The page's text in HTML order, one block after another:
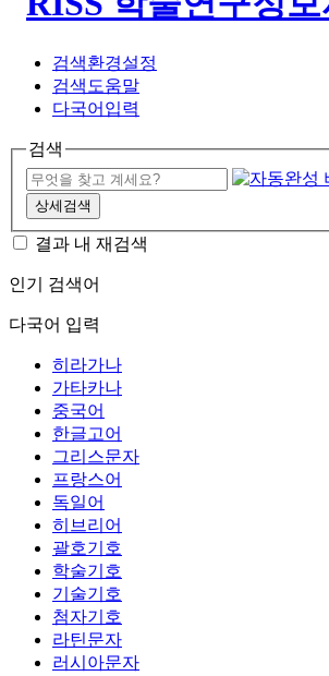
검색환경설정
검색도움말
다국어입력
검색
상세검색
결과 내 재검색
인기 검색어
다국어 입력
히라가나
가타카나
중국어
한글고어
그리스문자
프랑스어
독일어
히브리어
괄호기호
학술기호
기술기호
첨자기호
라틴문자
러시아문자